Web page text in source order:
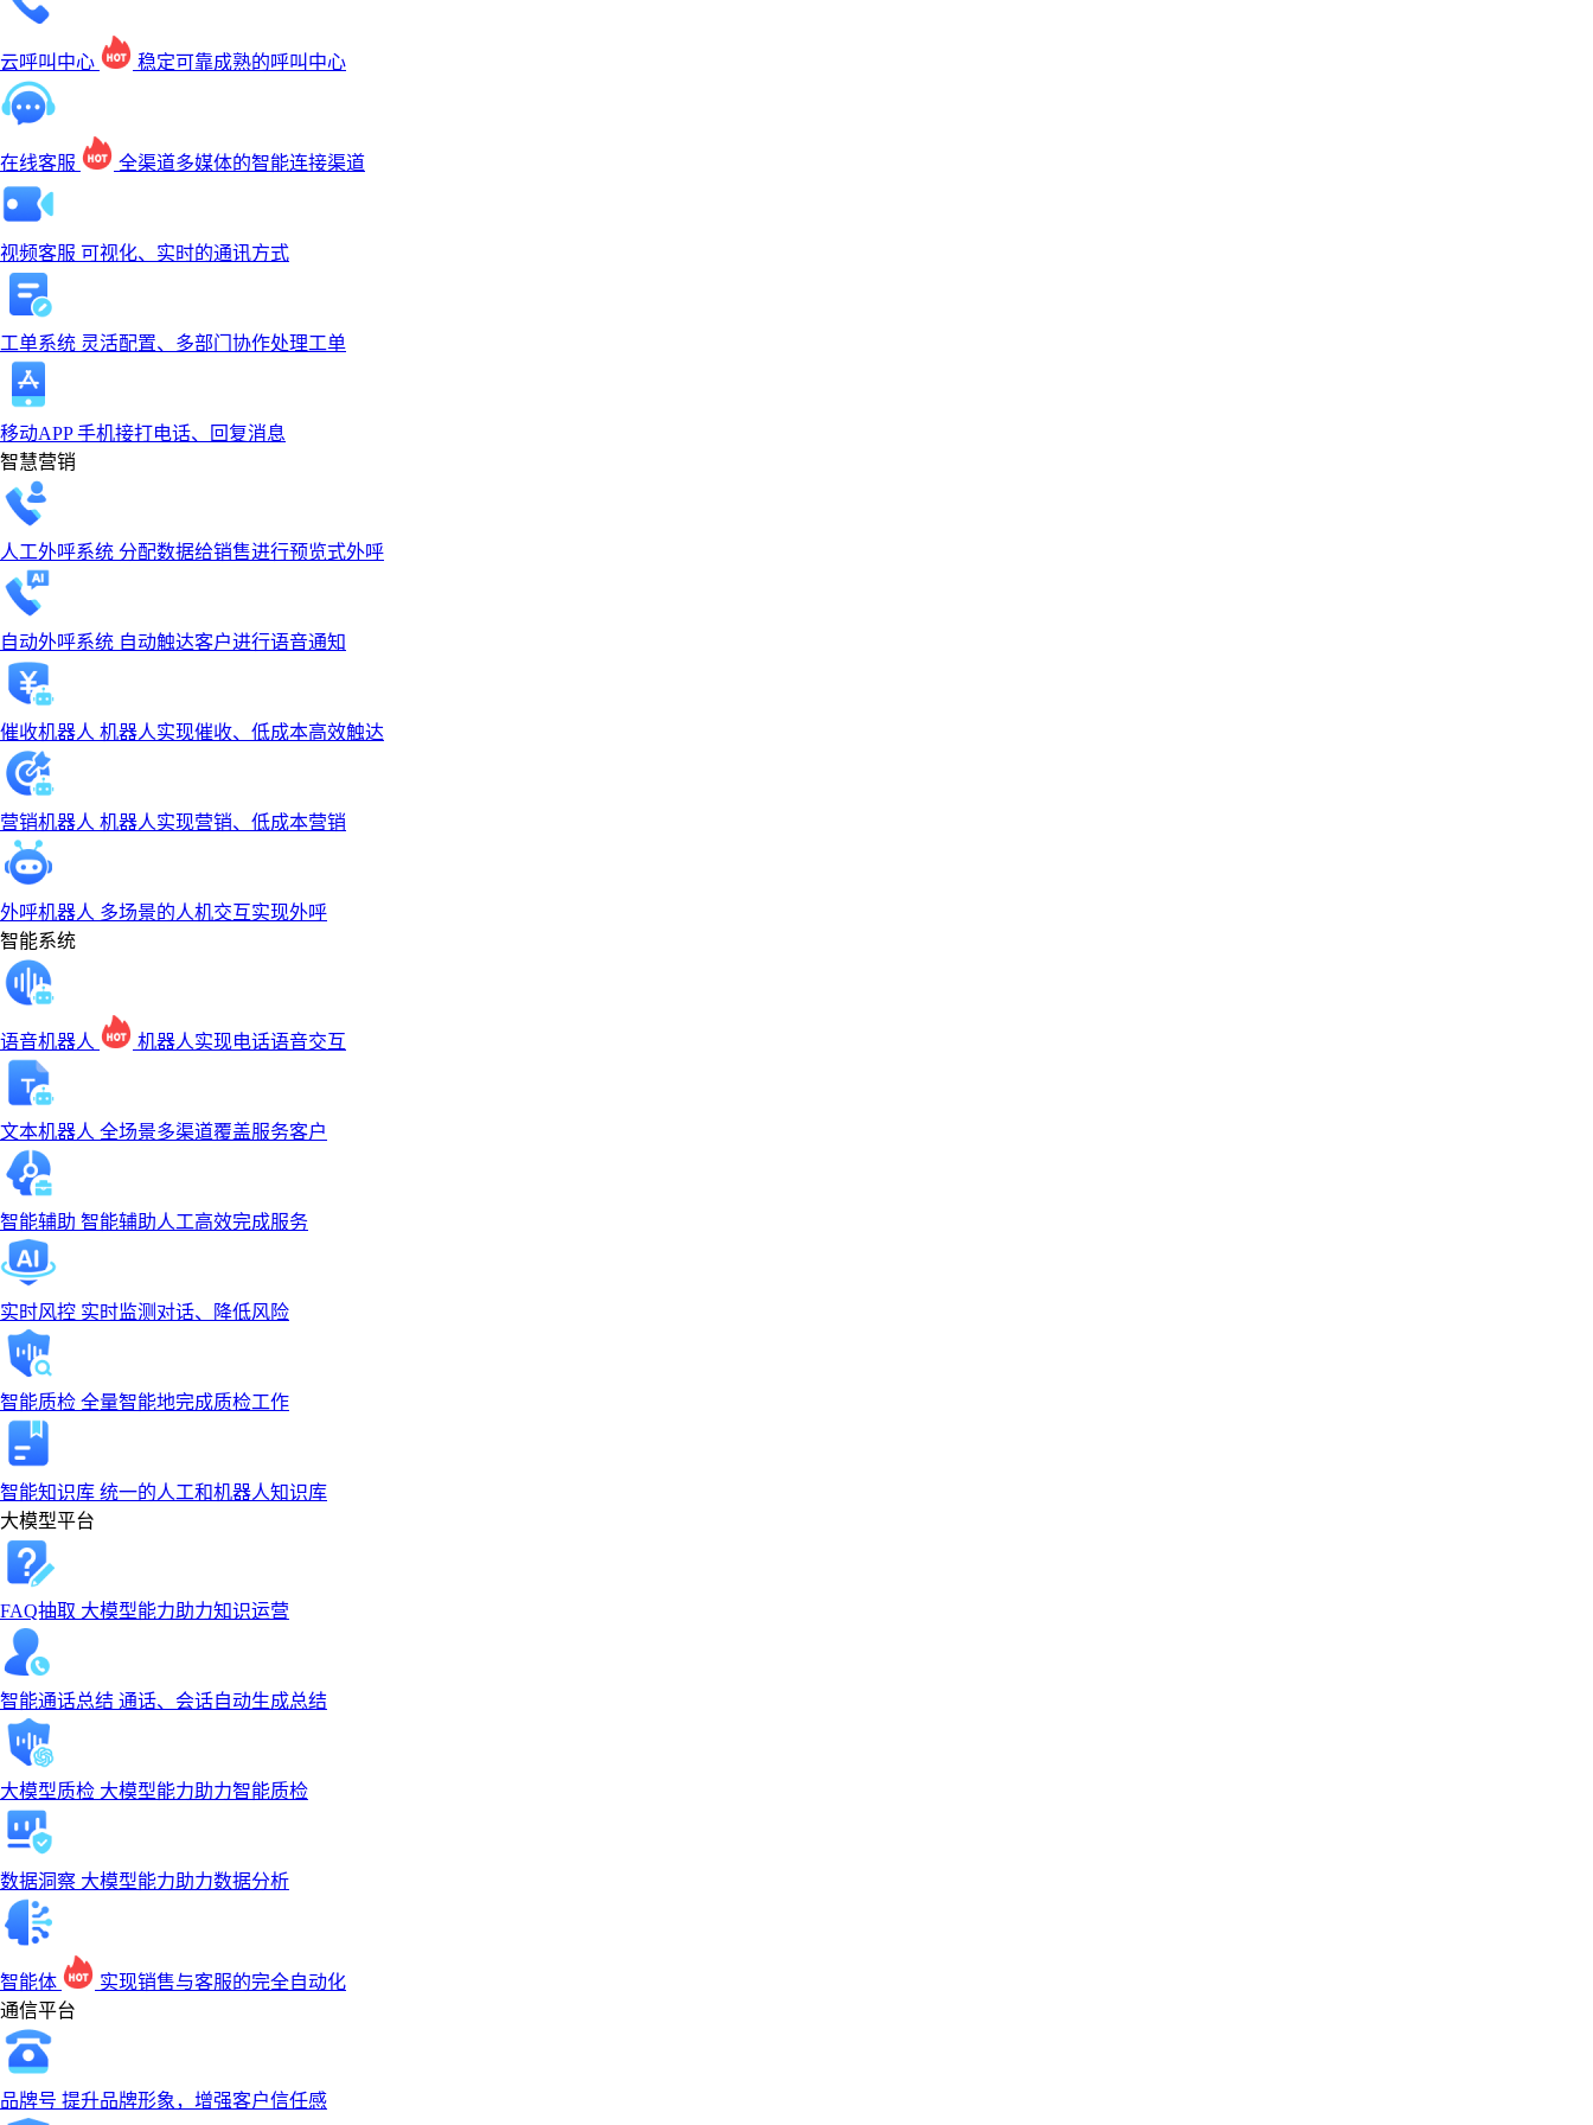
云呼叫中心 稳定可靠成熟的呼叫中心
在线客服 全渠道多媒体的智能连接渠道
视频客服 可视化、实时的通讯方式
工单系统 灵活配置、多部门协作处理工单
移动APP手机接打电话、回复消息
智慧营销
人工外呼系统 分配数据给销售进行预览式外呼
自动外呼系统 自动触达客户进行语音通知
催收机器人 机器人实现催收、低成本高效触达
营销机器人 机器人实现营销、低成本营销
外呼机器人 多场景的人机交互实现外呼
智能系统
语音机器人 机器人实现电话语音交互
文本机器人 全场景多渠道覆盖服务客户
智能辅助 智能辅助人工高效完成服务
实时风控 实时监测对话、降低风险
智能质检 全量智能地完成质检工作
智能知识库 统一的人工和机器人知识库
大模型平台
FAQ抽取 大模型能力助力知识运营
智能通话总结 通话、会话自动生成总结
大模型质检 大模型能力助力智能质检
数据洞察 大模型能力助力数据分析
智能体
实现销售与客服的完全自动化
通信平台
品牌号 提升品牌形象，增强客户信任感